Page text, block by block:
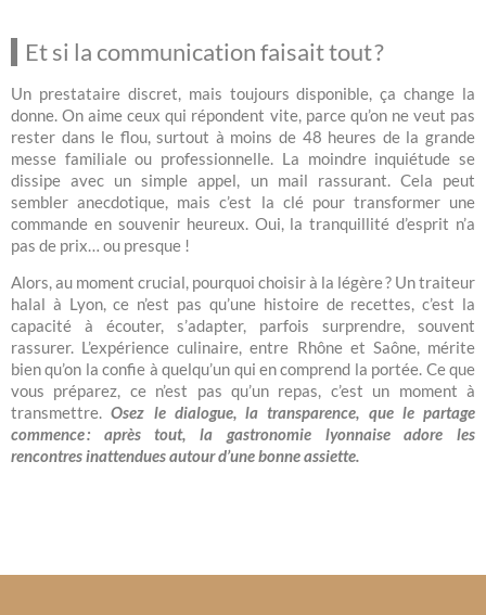
Et si la communication faisait tout ?
Un prestataire discret, mais toujours disponible, ça change la
donne. On aime ceux qui répondent vite, parce qu’on ne veut pas
rester dans le flou, surtout à moins de 48 heures de la grande
messe familiale ou professionnelle. La moindre inquiétude se
dissipe avec un simple appel, un mail rassurant. Cela peut
sembler anecdotique, mais c’est la clé pour transformer une
commande en souvenir heureux. Oui, la tranquillité d’esprit n’a
pas de prix… ou presque !
Alors, au moment crucial, pourquoi choisir à la légère ? Un traiteur
halal à Lyon, ce n’est pas qu’une histoire de recettes, c’est la
capacité à écouter, s’adapter, parfois surprendre, souvent
rassurer. L’expérience culinaire, entre Rhône et Saône, mérite
bien qu’on la confie à quelqu’un qui en comprend la portée. Ce que
vous préparez, ce n’est pas qu’un repas, c’est un moment à
transmettre.Osez le dialogue, la transparence, que le partage
commence : après tout, la gastronomie lyonnaise adore les
rencontres inattendues autour d’une bonne assiette.